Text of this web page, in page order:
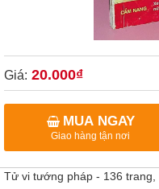
Giá: 20.000₫
MUA NGAY
Giao hàng tận nơi
Tử vi tướng pháp - 136 trang,